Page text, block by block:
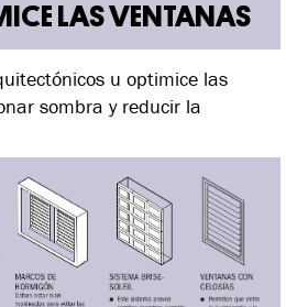
LAS VENTANAS
u optimice las
sombra y reducir la